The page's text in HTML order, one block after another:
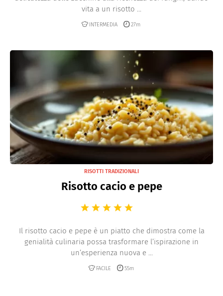
vita a un risotto ...
INTERMEDIA 27m
RISOTTI TRADIZIONALI
Risotto cacio e pepe
Il risotto cacio e pepe è un piatto che dimostra come la
genialità culinaria possa trasformare l’ispirazione in
un’esperienza nuova e ...
FACILE 55m